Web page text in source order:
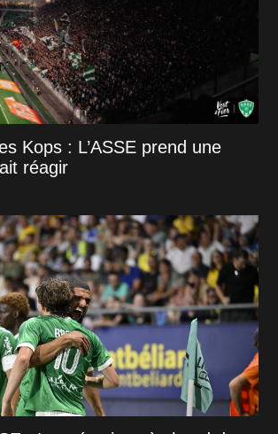
Kops : L’ASSE prend une
réagir